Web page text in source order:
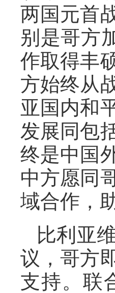
两国元首
别是哥方
作取得丰
方始终从
亚国内和
发展同包
终是中国
中方愿同
域合作，
比利亚
议，哥方
支持。联